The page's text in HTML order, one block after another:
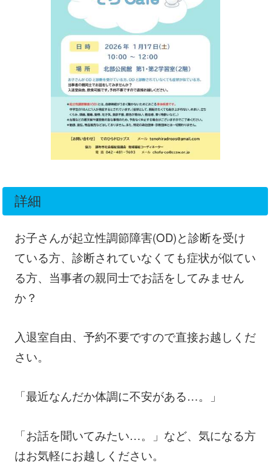
詳細
お子さんが起立性調節障害(OD)と診断を受け
ている方、診断されていなくても症状が似てい
る方、当事者の親同士でお話をしてみません
か？
入退室自由、予約不要ですので直接お越しくだ
さい。
「最近なんだか体調に不安がある…。」
「お話を聞いてみたい…。」など、気になる方
はお気軽にお越しください。